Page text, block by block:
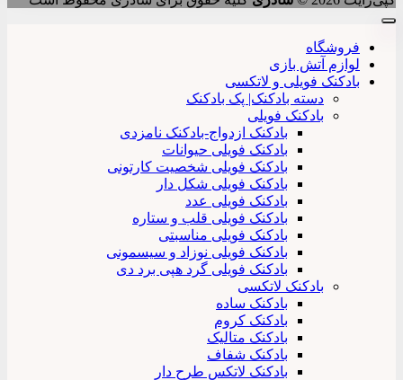
فروشگاه
لوازم آتش بازی
بادکنک فویلی و لاتکسی
دسته بادکنک| پک بادکنک
بادکنک فویلی
بادکنک ازدواج-بادکنک نامزدی
بادکنک فویلی حیوانات
بادکنک فویلی شخصیت کارتونی
بادکنک فویلی شکل دار
بادکنک فویلی عدد
بادکنک فویلی قلب و ستاره
بادکنک فویلی مناسبتی
بادکنک فویلی نوزاد و سیسمونی
بادکنک فویلی گرد هپی برد دی
بادکنک لاتکسی
بادکنک ساده
بادکنک کروم
بادکنک متالیک
بادکنک شفاف
بادکنک لاتکس طرح دار